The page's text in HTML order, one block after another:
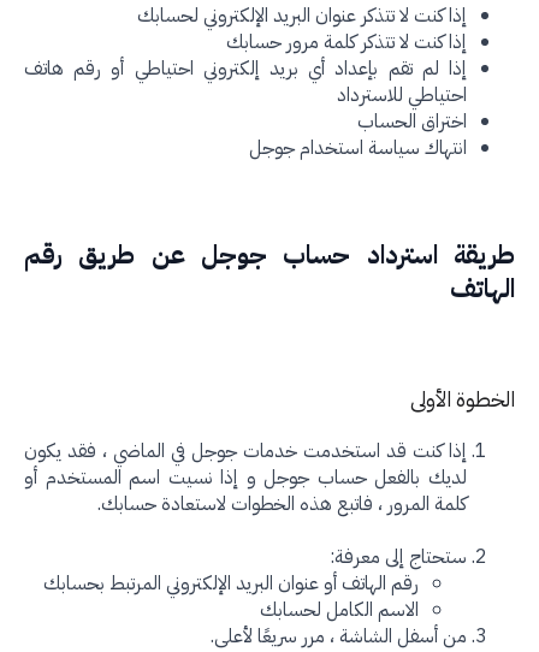
إذا كنت لا تتذكر عنوان البريد الإلكتروني لحسابك
إذا كنت لا تتذكر كلمة مرور حسابك
إذا لم تقم بإعداد أي بريد إلكتروني احتياطي أو رقم هاتف
احتياطي للاسترداد
اختراق الحساب
انتهاك سياسة استخدام جوجل
استرداد حساب جوجل عن طريق رقم
الأولى
إذا كنت قد استخدمت خدمات جوجل في الماضي ، فقد يكون
لديك بالفعل حساب جوجل و إذا نسيت اسم المستخدم أو
كلمة المرور ، فاتبع هذه الخطوات لاستعادة حسابك.
ستحتاج إلى معرفة:
رقم الهاتف أو عنوان البريد الإلكتروني المرتبط بحسابك
الاسم الكامل لحسابك
من أسفل الشاشة ، مرر سريعًا لأعلى.